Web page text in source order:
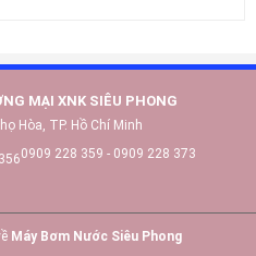
MẠI XNK SIÊU PHONG
Hòa, TP. Hồ Chí Minh
0909 228 359 - 0909 228 373
Máy Bơm Nước Siêu Phong